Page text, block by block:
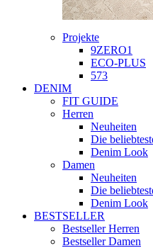
Projekte
9ZERO1
ECO-PLUS
573
DENIM
FIT GUIDE
Herren
Neuheiten
Die
Denim Look
Damen
Neuheiten
Die
Denim Look
BESTSELLER
Bestseller Herren
Bestseller Damen